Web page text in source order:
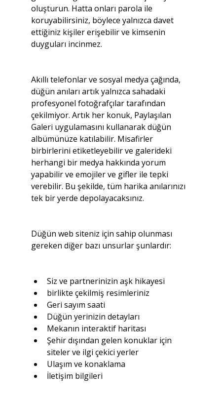
oluşturun. Hatta onları parola ile
koruyabilirsiniz, böylece yalnızca davet
ettiğiniz kişiler erişebilir ve kimsenin
duyguları incinmez.
Akıllı telefonlar ve sosyal medya çağında,
düğün anıları artık yalnızca sahadaki
profesyonel fotoğrafçılar tarafından
çekilmiyor. Artık her konuk, Paylaşılan
Galeri uygulamasını kullanarak düğün
albümünüze katılabilir. Misafirler
birbirlerini etiketleyebilir ve galerideki
herhangi bir medya hakkında yorum
yapabilir ve emojiler ve gifler ile tepki
verebilir. Bu şekilde, tüm harika anılarınızı
tek bir yerde depolayacaksınız.
Düğün web siteniz için sahip olunması
gereken diğer bazı unsurlar şunlardır:
Siz ve partnerinizin aşk hikayesi
birlikte çekilmiş resimleriniz
Geri sayım saati
Düğün yerinizin detayları
Mekanın interaktif haritası
Şehir dışından gelen konuklar için
siteler ve ilgi çekici yerler
Ulaşım ve konaklama
İletişim bilgileri